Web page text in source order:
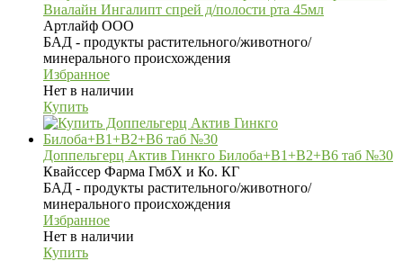
Виалайн Ингалипт спрей д/полости рта 45мл
Артлайф ООО
БАД - продукты растительного/животного/
минерального происхождения
Избранное
Нет в наличии
Купить
Доппельгерц Актив Гинкго Билоба+В1+В2+В6 таб №30
Квайссер Фарма ГмбХ и Ко. КГ
БАД - продукты растительного/животного/
минерального происхождения
Избранное
Нет в наличии
Купить